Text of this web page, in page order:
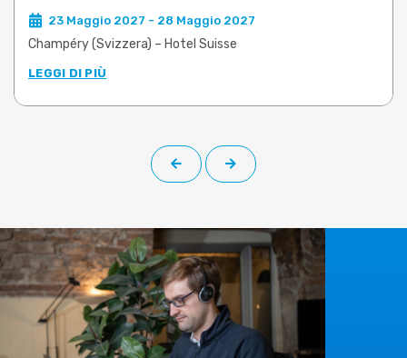
23 Maggio 2027 - 28 Maggio 2027
Champéry (Svizzera) – Hotel Suisse
LEGGI DI PIÙ